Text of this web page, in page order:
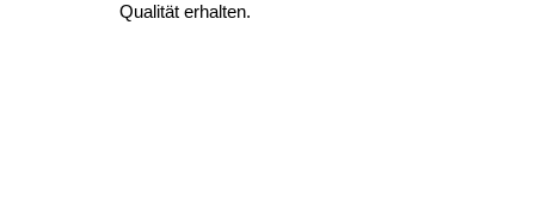
Qualität erhalten.